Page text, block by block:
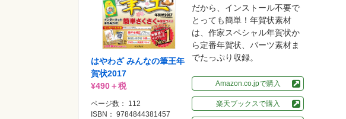
はやわざ みんなの筆王年
賀状2017
¥490＋税
ページ数： 112
ISBN： 9784844381457
だから、インストール不要で
とっても簡単！年賀状素材
は、作家スペシャル年賀状か
ら定番年賀状、パーツ素材ま
でたっぷり収録。
Amazon.co.jpで購入
楽天ブックスで購入